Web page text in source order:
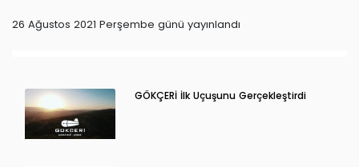
26 Ağustos 2021 Perşembe günü yayınlandı
GÖKÇERİ İlk Uçuşunu Gerçekleştirdi